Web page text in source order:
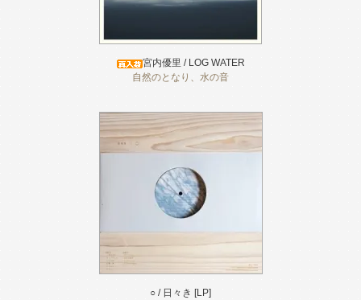
宮内優里 / LOG WATER
自然のとなり、水の音
○ / 日々き [LP]